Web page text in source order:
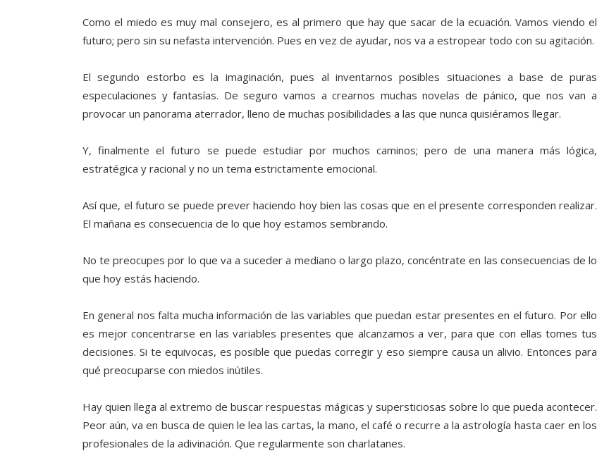
Como el miedo es muy mal consejero, es al primero que hay que sacar de la ecuación. Vamos viendo el
futuro; pero sin su nefasta intervención. Pues en vez de ayudar, nos va a estropear todo con su agitación.
El segundo estorbo es la imaginación, pues al inventarnos posibles situaciones a base de puras
especulaciones y fantasías. De seguro vamos a crearnos muchas novelas de pánico, que nos van a
provocar un panorama aterrador, lleno de muchas posibilidades a las que nunca quisiéramos llegar.
Y, finalmente el futuro se puede estudiar por muchos caminos; pero de una manera más lógica,
estratégica y racional y no un tema estrictamente emocional.
Así que, el futuro se puede prever haciendo hoy bien las cosas que en el presente corresponden realizar.
El mañana es consecuencia de lo que hoy estamos sembrando.
No te preocupes por lo que va a suceder a mediano o largo plazo, concéntrate en las consecuencias de lo
que hoy estás haciendo.
En general nos falta mucha información de las variables que puedan estar presentes en el futuro. Por ello
es mejor concentrarse en las variables presentes que alcanzamos a ver, para que con ellas tomes tus
decisiones. Si te equivocas, es posible que puedas corregir y eso siempre causa un alivio. Entonces para
qué preocuparse con miedos inútiles.
Hay quien llega al extremo de buscar respuestas mágicas y supersticiosas sobre lo que pueda acontecer.
Peor aún, va en busca de quien le lea las cartas, la mano, el café o recurre a la astrología hasta caer en los
profesionales de la adivinación. Que regularmente son charlatanes.